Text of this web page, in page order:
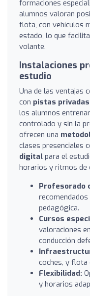
formaciones
alumnos valoran
flota, con vehículos
estado, lo que
volante.
Instalaciones
estudio
Una de las ventajas
con pistas privadas
los alumnos
controlado y sin la
ofrecen una
clases presenciales
digital para el
horarios y ritmos de
Profesorado
pedagógica.
Cursos
valoraciones
conducción
coches, y flota
Flexibilidad:
y horarios